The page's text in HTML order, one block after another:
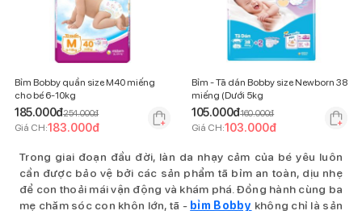
Bỉm Bobby quần size M40 miếng
cho bé 6-10kg
185.000đ254.000đ
Giá CH:183.000đ
Bỉm - Tã dán Bobby size Newborn 38
miếng (Dưới 5kg
105.000đ160.000đ
Giá CH:103.000đ
Trong giai đoạn đầu đời, làn da nhạy cảm của bé yêu luôn
cần được bảo vệ bởi các sản phẩm tã bỉm an toàn, dịu nhẹ
để con thoải mái vận động và khám phá. Đồng hành cùng ba
mẹ chăm sóc con khôn lớn, tã - bỉm Bobby không chỉ là sản